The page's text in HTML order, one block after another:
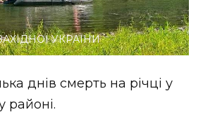
(відеоверсія)
УКРАЇНИ
днів смерть на річці у
районі.